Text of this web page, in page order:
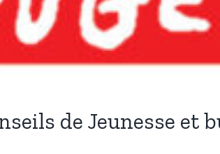
de Jeunesse